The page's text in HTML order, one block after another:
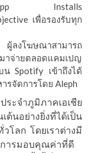
App Installs
เพื่อรองรับทุก
ผู้ลงโฆษณาสามารถ
าจ่ายตลอดแคมเปญ
Spotify เข้าถึงได้
รจัดการโดย Aleph
ระจำภูมิภาคเอเชีย
ต้นอย่างยิ่งที่ได้เป็น
โลก โดยเราต่างมี
ารมอบคุณค่าที่ดี